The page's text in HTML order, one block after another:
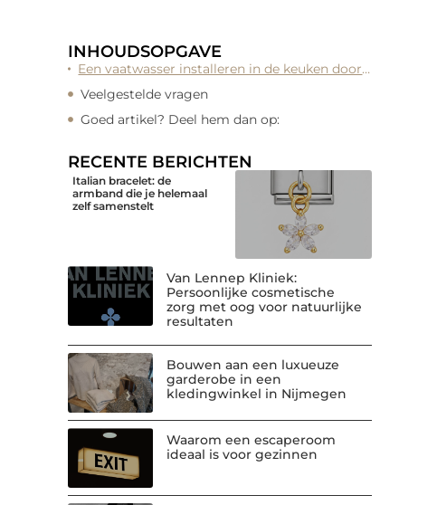
INHOUDSOPGAVE
Een vaatwasser installeren in de keuken door : Vaatwasser reparatie Amsterdam
Veelgestelde vragen
Goed artikel? Deel hem dan op:
RECENTE BERICHTEN
Italian bracelet: de
armband die je helemaal
zelf samenstelt
Van Lennep Kliniek:
Persoonlijke cosmetische
zorg met oog voor natuurlijke
resultaten
Bouwen aan een luxueuze
garderobe in een
kledingwinkel in Nijmegen
Waarom een escaperoom
ideaal is voor gezinnen